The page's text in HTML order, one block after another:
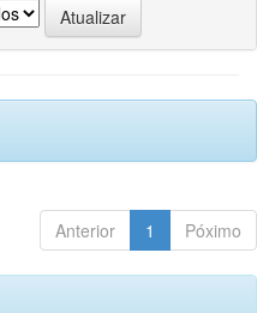
Anterior 1 Póximo